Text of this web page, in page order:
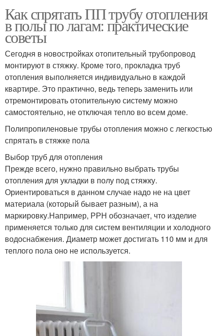
Как спрятать ПП трубу отопления
в полы по лагам: практические
советы
Сегодня в новостройках отопительный трубопровод
монтируют в стяжку. Кроме того, прокладка труб
отопления выполняется индивидуально в каждой
квартире. Это практично, ведь теперь заменить или
отремонтировать отопительную систему можно
самостоятельно, не отключая тепло во всем доме.
Полипропиленовые трубы отопления можно с легкостью
спрятать в стяжке пола
Выбор труб для отопления
Прежде всего, нужно правильно выбрать трубы
отопления для укладки в полу под стяжку.
Ориентироваться в данном случае надо не на цвет
материала (который бывает разным), а на
маркировку.Например, РРН обозначает, что изделие
применяется только для систем вентиляции и холодного
водоснабжения. Диаметр может достигать 110 мм и для
теплого пола оно не используется.